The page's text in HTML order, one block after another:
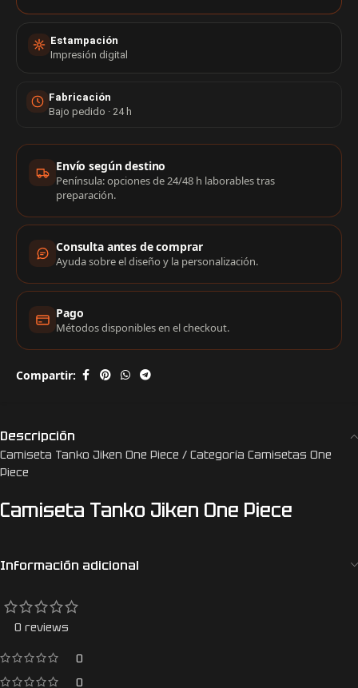
Estampación
Impresión digital
Fabricación
Bajo pedido · 24 h
Información de compra
Envío según destino
Península: opciones de 24/48 h laborables tras
preparación.
Consulta antes de comprar
Ayuda sobre el diseño y la personalización.
Pago
Métodos disponibles en el checkout.
Compartir:
Descripción
Camiseta Tanko Jiken One Piece / Categoría Camisetas One
Piece
Camiseta Tanko Jiken One Piece
Información adicional
0 reviews
0
0